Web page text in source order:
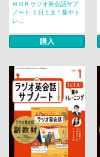
ＮＨＫラジオ英会話サブ
ノート １日１文！集中ト
レ...
購入